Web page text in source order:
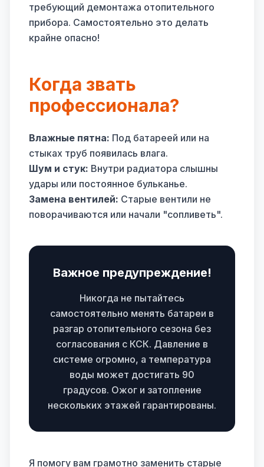
требующий демонтажа отопительного
прибора. Самостоятельно это делать
крайне опасно!
Когда звать
профессионала?
Влажные пятна: Под батареей или на
стыках труб появилась влага.
Шум и стук: Внутри радиатора слышны
удары или постоянное бульканье.
Замена вентилей: Старые вентили не
поворачиваются или начали "сопливеть".
Важное предупреждение!
Никогда не пытайтесь
самостоятельно менять батареи в
разгар отопительного сезона без
согласования с КСК. Давление в
системе огромно, а температура
воды может достигать 90
градусов. Ожог и затопление
нескольких этажей гарантированы.
Я помогу вам грамотно заменить старые